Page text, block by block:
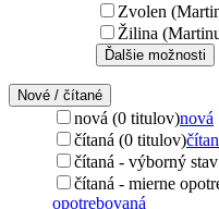
Zvolen
Žilina
Ďalšie možnosti
Nové / čítané
nová (0 titulov)nová
čítaná (0 titulov)
čítaná - výborný
čítaná - mierne
opotrebovaná